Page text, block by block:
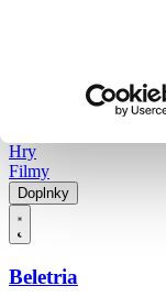
Hry
Filmy
Doplnky
Beletria